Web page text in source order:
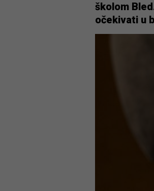
školom
očekivati u